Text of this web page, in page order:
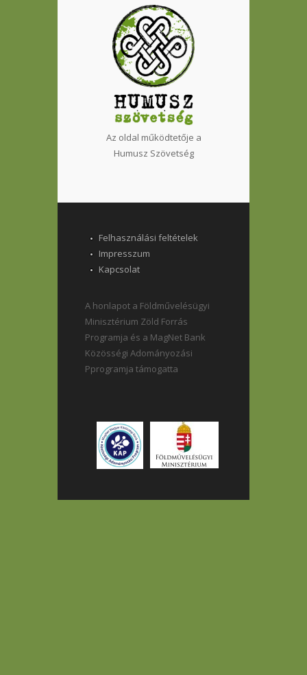
Az oldal működtetője a
Humusz Szövetség
Felhasználási feltételek
Impresszum
Kapcsolat
A honlapot a Földművelésügyi
Minisztérium Zöld Forrás
Programja és a MagNet Bank
Közösségi Adományozási
Pprogramja támogatta